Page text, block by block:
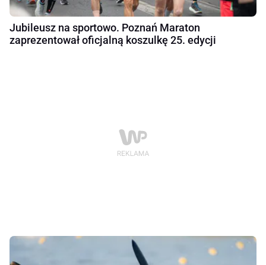
Jubileusz na sportowo. Poznań Maraton
zaprezentował oficjalną koszulkę 25. edycji